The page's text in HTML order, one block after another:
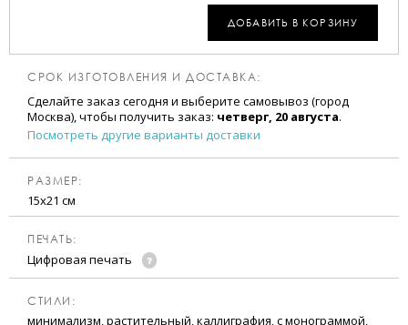
ДОБАВИТЬ В КОРЗИНУ
СРОК ИЗГОТОВЛЕНИЯ И ДОСТАВКА:
Сделайте заказ сегодня и выберите самовывоз (город
Москва), чтобы получить заказ: четверг, 20 августа.
Посмотреть другие варианты доставки
РАЗМЕР:
15х21 см
ПЕЧАТЬ:
Цифровая печать
CТИЛИ:
минимализм, растительный, каллиграфия, с монограммой,